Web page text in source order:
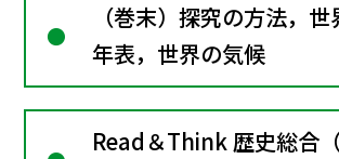
（巻末）探究の方法，世
年表，世界の気候
Read＆Think 歴史総合